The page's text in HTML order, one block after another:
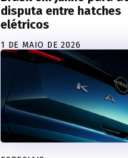
disputa entre hatches
elétricos
1 DE MAIO DE 2026